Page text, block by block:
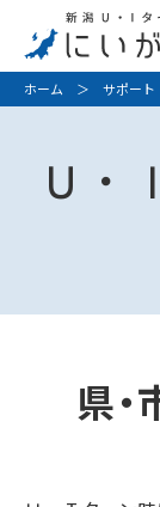
ホーム ＞ サポート
Ｕ・
県